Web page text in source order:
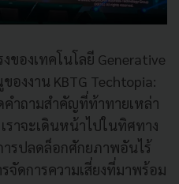
ของเทคโนโลยี Generative
งงาน KBTG Techtopia:
คำถามสำคัญที่ท้าทายเหล่า
ราจะเดินหน้าไปในทิศทาง
ารปลดล็อกศักยภาพอันไร้
จัดการความเสี่ยงที่มาพร้อม